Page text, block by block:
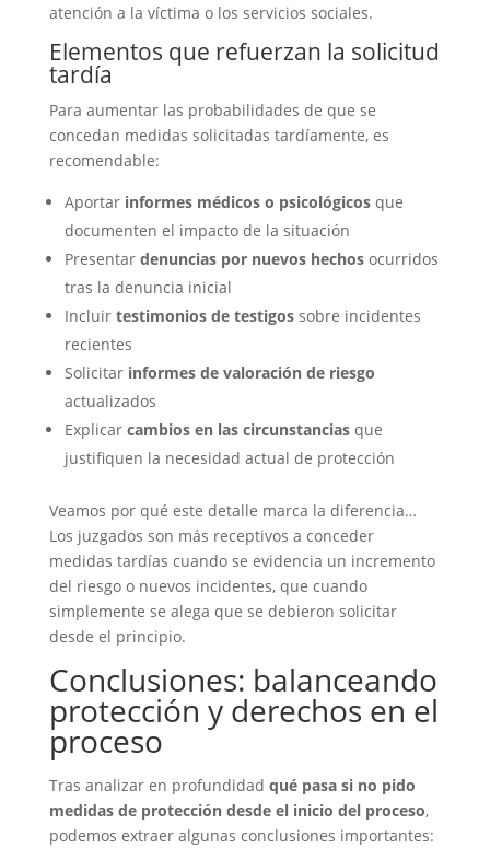
atención a la víctima o los servicios sociales.
Elementos que refuerzan la solicitud
tardía
Para aumentar las probabilidades de que se
concedan medidas solicitadas tardíamente, es
recomendable:
Aportar informes médicos o psicológicosque
documenten el impacto de la situación
Presentar denuncias por nuevos hechosocurridos
tras la denuncia inicial
Incluir testimonios de testigossobre incidentes
recientes
Solicitar informes de valoración de riesgo
actualizados
Explicar cambios en las circunstanciasque
justifiquen la necesidad actual de protección
Veamos por qué este detalle marca la diferencia…
Los juzgados son más receptivos a conceder
medidas tardías cuando se evidencia un incremento
del riesgo o nuevos incidentes, que cuando
simplemente se alega que se debieron solicitar
desde el principio.
Conclusiones: balanceando
protección y derechos en el
proceso
Tras analizar en profundidad qué pasa si no pido
medidas de protección desde el inicio del proceso,
podemos extraer algunas conclusiones importantes: